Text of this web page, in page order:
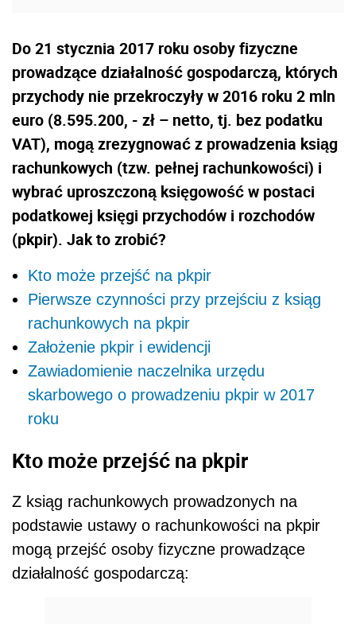
Do 21 stycznia 2017 roku osoby fizyczne
prowadzące działalność gospodarczą, których
przychody nie przekroczyły w 2016 roku 2 mln
euro (8.595.200, - zł – netto, tj. bez podatku
VAT), mogą zrezygnować z prowadzenia ksiąg
rachunkowych (tzw. pełnej rachunkowości) i
wybrać uproszczoną księgowość w postaci
podatkowej księgi przychodów i rozchodów
(pkpir). Jak to zrobić?
Kto może przejść na pkpir
Pierwsze czynności przy przejściu z ksiąg
rachunkowych na pkpir
Założenie pkpir i ewidencji
Zawiadomienie naczelnika urzędu
skarbowego o prowadzeniu pkpir w 2017
roku
Kto może przejść na pkpir
Z ksiąg rachunkowych prowadzonych na
podstawie ustawy o rachunkowości na pkpir
mogą przejść osoby fizyczne prowadzące
działalność gospodarczą: